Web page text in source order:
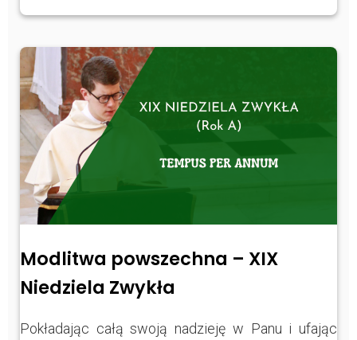
Modlitwa powszechna – XIX
Niedziela Zwykła
Pokładając całą swoją nadzieję w Panu i ufając